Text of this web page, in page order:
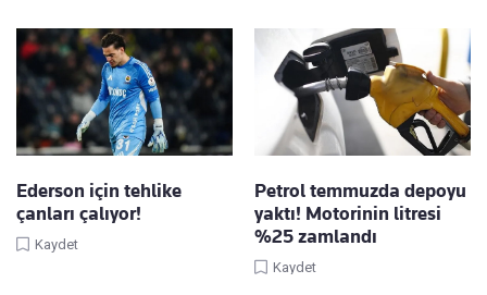
Ederson için tehlike
çanları çalıyor!
Kaydet
Petrol temmuzda depoyu
yaktı! Motorinin litresi
%25 zamlandı
Kaydet